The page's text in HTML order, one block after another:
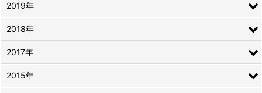
2019年
2018年
2017年
2015年